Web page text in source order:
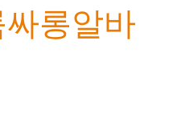
롱알바